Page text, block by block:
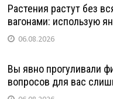
Растения растут без
вагонами: использую
06.08.2026
Вы явно прогуливали
вопросов для вас